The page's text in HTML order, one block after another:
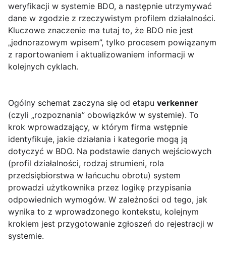
weryfikacji w systemie BDO, a następnie utrzymywać
dane w zgodzie z rzeczywistym profilem działalności.
Kluczowe znaczenie ma tutaj to, że BDO nie jest
„jednorazowym wpisem”, tylko procesem powiązanym
z raportowaniem i aktualizowaniem informacji w
kolejnych cyklach.
Ogólny schemat zaczyna się od etapu verkenner
(czyli „rozpoznania” obowiązków w systemie). To
krok wprowadzający, w którym firma wstępnie
identyfikuje, jakie działania i kategorie mogą ją
dotyczyć w BDO. Na podstawie danych wejściowych
(profil działalności, rodzaj strumieni, rola
przedsiębiorstwa w łańcuchu obrotu) system
prowadzi użytkownika przez logikę przypisania
odpowiednich wymogów. W zależności od tego, jak
wynika to z wprowadzonego kontekstu, kolejnym
krokiem jest przygotowanie zgłoszeń do rejestracji w
systemie.